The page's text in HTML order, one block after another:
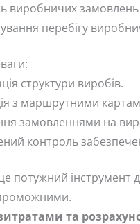
виробничих
перебігу
структури виробів.
з маршрутними
замовленнями на
контроль
потужний інструмент
та